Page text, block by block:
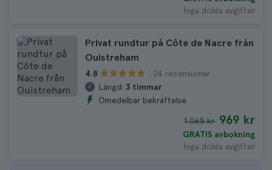
Inga dolda avgifter
Privat rundtur på Côte de Nacre från
Ouistreham
4.8
24 recensioner
Längd: 3 timmar
Omedelbar bekräftelse
1 065 kr 969 kr
GRATIS avbokning
Inga dolda avgifter